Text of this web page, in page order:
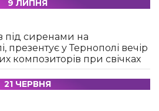
9 ЛИПНЯ
під сиренами на
презентує у Тернополі вечір
композиторів при свічках
21 ЧЕРВНЯ